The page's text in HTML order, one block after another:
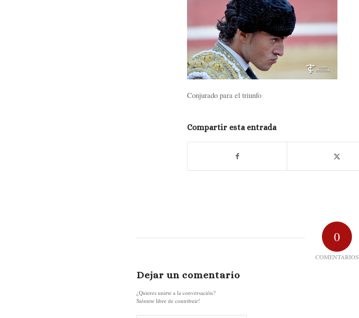
Conjurado para el triunfo
Compartir esta entrada
0
COMENTARIOS
Dejar un comentario
¿Quieres unirte a la conversación?
Siéntete libre de contribuir!